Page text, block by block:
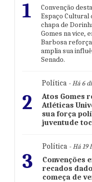
1
Convenção
Espaço Cultural
chapa de
Gomes na vice,
Barbosa
amplia sua
Senado.
2
Política - Há 6
Atos Gomes
Atléticas
sua força
juventude
3
Política - Há 19
Convenções
recados
começa de